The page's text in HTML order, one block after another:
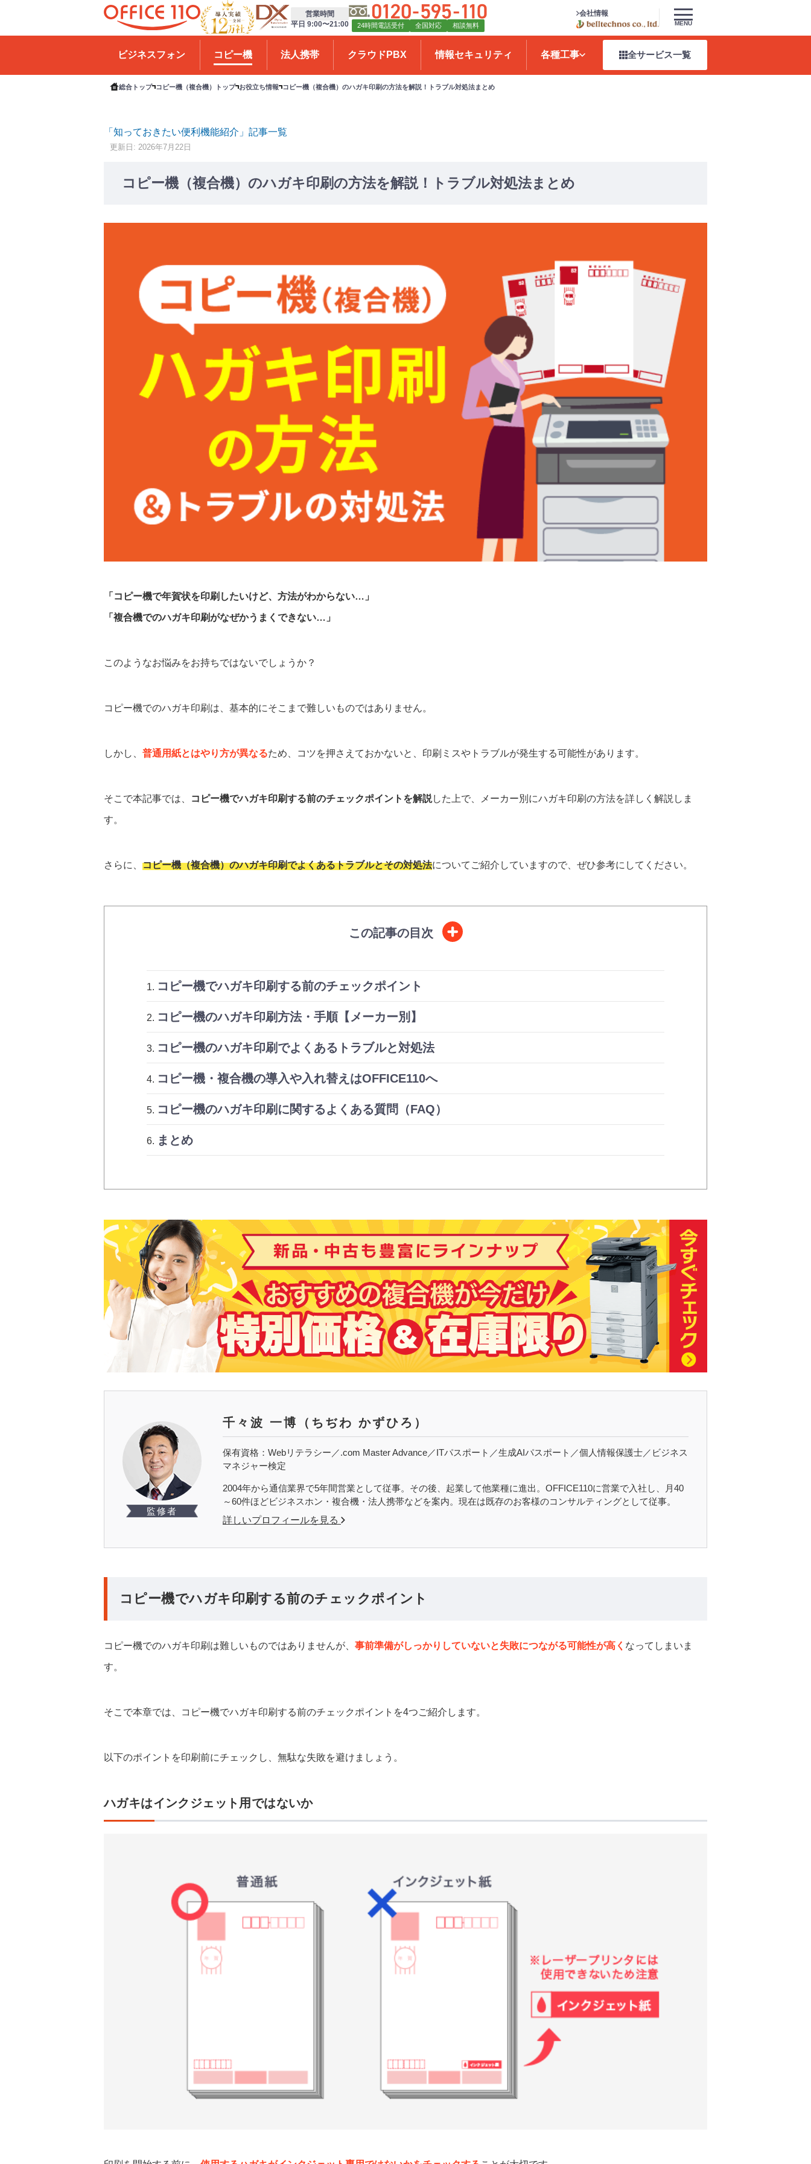
H
e
営業時間
平日 9:00〜21:00
24時間電話受付 全国対応 相談無料
会社情報
MENU
ビジネスフォン コピー機 法人携帯 クラウドPBX 情報セキュリティ 各種工事 全サービス一覧
総合トップ コピー機（複合機）トップ お役立ち情報 コピー機（複合機）のハガキ印刷の方法を解説！トラブル対処法まとめ
「知っておきたい便利機能紹介」記事一覧
更新日: 2026年7月22日
コピー機（複合機）のハガキ印刷の方法を解説！トラブル対処法まとめ
「コピー機で年賀状を印刷したいけど、方法がわからない…」
「複合機でのハガキ印刷がなぜかうまくできない…」
このようなお悩みをお持ちではないでしょうか？
コピー機でのハガキ印刷は、基本的にそこまで難しいものではありません。
しかし、 普通用紙とはやり方が異なるため、コツを押さえておかないと、印刷ミスやトラブルが発生する可能性があります。
そこで本記事では、 コピー機でハガキ印刷する前のチェックポイントを解説した上で、メーカー別にハガキ印刷の方法を詳しく解説しま
す。
さらに、 コピー機（複合機）のハガキ印刷でよくあるトラブルとその対処法についてご紹介していますので、ぜひ参考にしてください。
この記事の目次
コピー機でハガキ印刷する前のチェックポイント
コピー機のハガキ印刷方法・手順【メーカー別】
コピー機のハガキ印刷でよくあるトラブルと対処法
コピー機・複合機の導入や入れ替えはOFFICE110へ
コピー機のハガキ印刷に関するよくある質問（FAQ）
まとめ
監修者
千々波 一博 （ちぢわ かずひろ）
保有資格：Webリテラシー／.com Master Advance／ITパスポート／生成AIパスポート／個人情報保護士／ビジネス
マネジャー検定
2004年から通信業界で5年間営業として従事。その後、起業して他業種に進出。OFFICE110に営業で入社し、月40
～60件ほどビジネスホン・複合機・法人携帯などを案内。現在は既存のお客様のコンサルティングとして従事。
詳しいプロフィールを見る
コピー機でハガキ印刷する前のチェックポイント
コピー機でのハガキ印刷は難しいものではありませんが、 事前準備がしっかりしていないと失敗につながる可能性が高く なってしまいま
す。
そこで本章では、コピー機でハガキ印刷する前のチェックポイントを4つご紹介します。
以下のポイントを印刷前にチェックし、無駄な失敗を避けましょう。
ハガキはインクジェット用ではないか